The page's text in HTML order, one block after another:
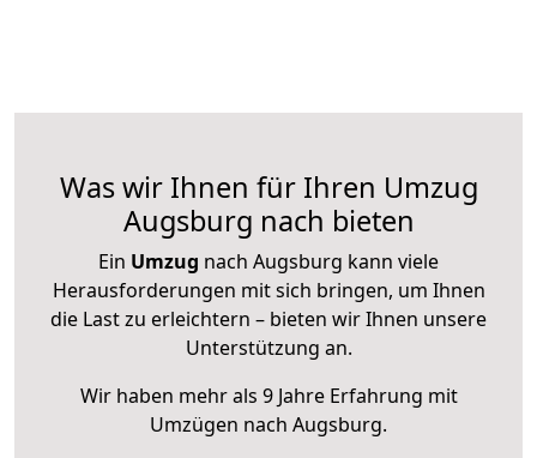
Was wir Ihnen für Ihren Umzug
Augsburg nach bieten
Ein Umzug nach Augsburg kann viele
Herausforderungen mit sich bringen, um Ihnen
die Last zu erleichtern – bieten wir Ihnen unsere
Unterstützung an.
Wir haben mehr als 9 Jahre Erfahrung mit
Umzügen nach Augsburg.